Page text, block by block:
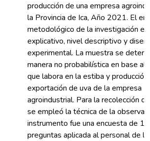
producción de una empresa
la Provincia de Ica, Año 2021. El
metodológico de la investigación
explicativo, nivel descriptivo y
experimental. La muestra se
manera no probabilística en base al
que labora en la estiba y producción
exportación de uva de la empresa
agroindustrial. Para la recolección
se empleó la técnica de la
instrumento fue una encuesta de 15
preguntas aplicada al personal de